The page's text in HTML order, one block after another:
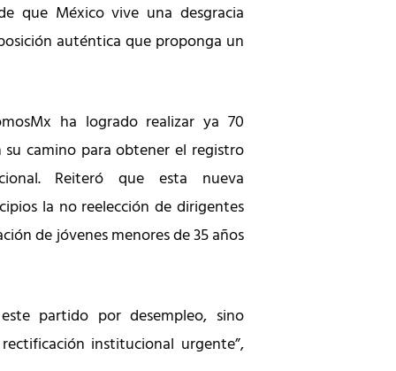
que México vive una desgracia
auténtica que proponga un
ha logrado realizar ya 70
camino para obtener el registro
Reiteró que esta nueva
la no reelección de dirigentes
de jóvenes menores de 35 años
partido por desempleo, sino
institucional urgente”,